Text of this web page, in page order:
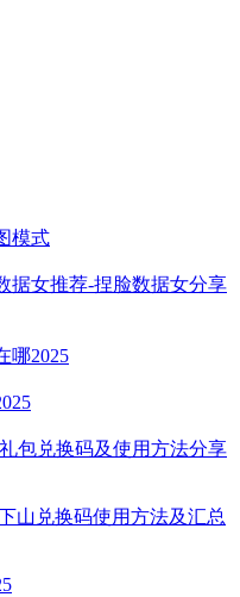
模式
据女推荐-捏脸数据女分享
哪2025
包兑换码及使用方法分享
山兑换码使用方法及汇总